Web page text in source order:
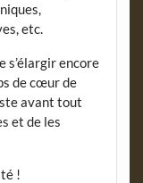
etc.
s’élargir encore
de cœur de
avant tout
et de les
!